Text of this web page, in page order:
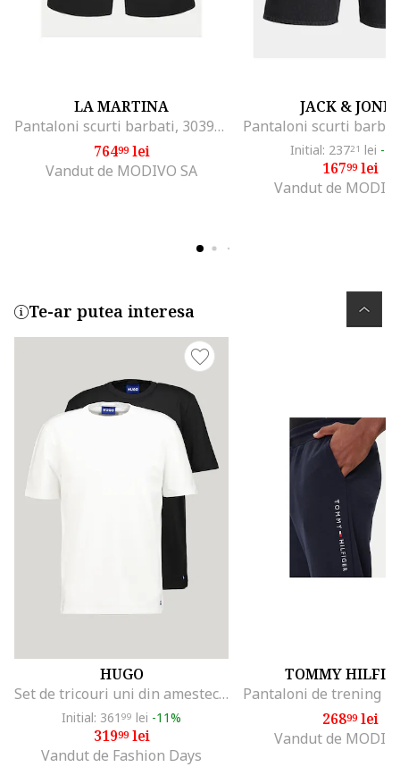
LA MARTINA
Pantaloni scurti barbati, 303967451, Bumbac, Negru, Negru
76499lei
Vandut de MODIVO SA
JACK & JONES
Initial: 23721 lei -
16799lei
Vandut de
Te-ar putea interesa
HUGO
Set de tricouri uni din amestec de bumbac - 2 piese, Negru/Alb optic
Initial: 361 99 lei -11%
31999lei
Vandut de Fashion Days
TOMMY
26899lei
Vandut de